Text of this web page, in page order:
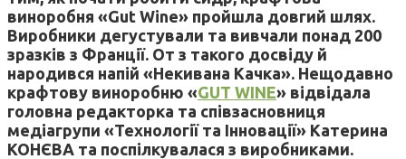
виноробня «Gut Wine» пройшла довгий шлях.
Виробники дегустували та вивчали понад 200
зразків з Франції. От з такого досвіду й
народився напій «Некивана Качка». Нещодавно
крафтову виноробню «GUT WINE» відвідала
головна редакторка та співзасновниця
медіагрупи «Технології та Інновації» Катерина
КОНЄВА та поспілкувалася з виробниками.